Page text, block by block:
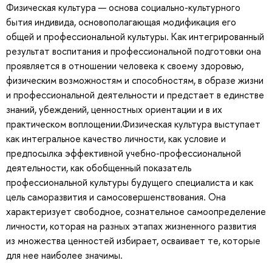
Физическая культура — основа социально-культурного
бытия индивида, основополагающая модификация его
общей и профессиональной культуры. Как интегрированный
результат воспитания и профессиональной подготовки она
проявляется в отношении человека к своему здоровью,
физическим возможностям и способностям, в образе жизни
и профессиональной деятельности и предстает в единстве
знаний, убеждений, ценностных ориентации и в их
практическом воплощении.Физическая культура выступает
как интегральное качество личности, как условие и
предпосылка эффективной учебно-профессиональной
деятельности, как обобщенный показатель
профессиональной культуры будущего специалиста и как
цель саморазвития и самосовершенствования. Она
характеризует свободное, сознательное самоопределение
личности, которая на разных этапах жизненного развития
из множества ценностей избирает, осваивает те, которые
для нее наиболее значимы.